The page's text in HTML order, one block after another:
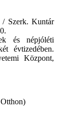
/ Szerk. Kuntár
és népjóléti
évtizedében.
Központ,